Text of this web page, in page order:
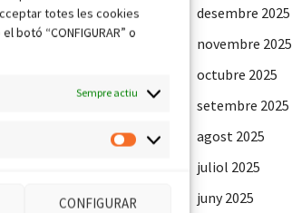
totes les cookies
botó “CONFIGURAR” o
Sempre actiu
Màrqueting
CONFIGURAR
desembre 2025
novembre 2025
octubre 2025
setembre 2025
agost 2025
juliol 2025
juny 2025